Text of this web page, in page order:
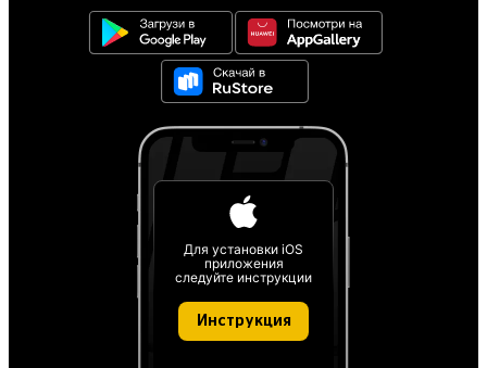
Для установки iOS
приложения
следуйте инструкции
Инструкция